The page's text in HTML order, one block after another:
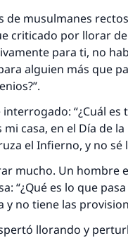
de musulmanes
criticado por llorar
para ti, no
alguien más que
“¿Cuál es
casa, en el Día de
el Infierno, y no sé
mucho. Un hombre
“¿Qué es lo que
no tiene las
llorando y